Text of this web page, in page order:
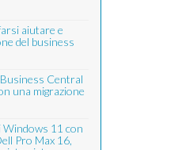
aiutare e
del business
Central
una migrazione
Windows 11 con
Pro Max 16,